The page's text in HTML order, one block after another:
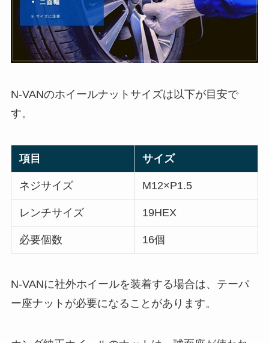
N-VANのホイールナットサイズは以下が目安で
す。
項目 サイズ
ネジサイズ M12×P1.5
レンチサイズ 19HEX
必要個数 16個
N-VANに社外ホイールを装着する場合は、テーパ
ー座ナットが必要になることがあります。